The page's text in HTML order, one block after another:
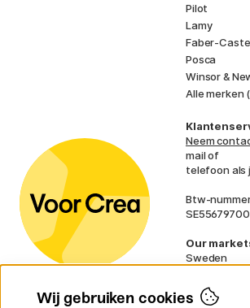
Pilot
Lamy
Faber-
Posca
Winsor &
Alle merken
Neem
mail of
telefoon als
Btw-
Our
Sweden
Denmark
Finland
Wij gebruiken cookies